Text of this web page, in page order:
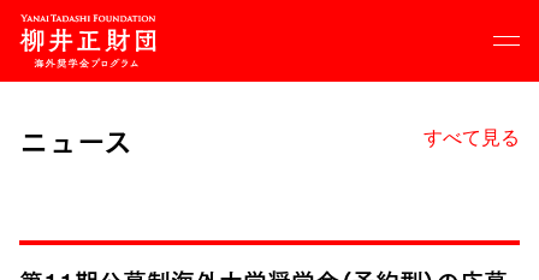
メ
実績
ニュース すべて見る